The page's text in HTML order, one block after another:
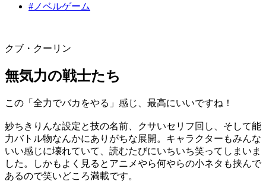
#ノベルゲーム
クブ・クーリン
無気力の戦士たち
この「全力でバカをやる」感じ、最高にいいですね！
妙ちきりんな設定と技の名前、クサいセリフ回し、そして能
力バトル物なんかにありがちな展開。キャラクターもみんな
いい感じに壊れていて、読むたびにいちいち笑ってしまいま
した。しかもよく見るとアニメやら何やらの小ネタも挟んで
あるので笑いどころ満載です。